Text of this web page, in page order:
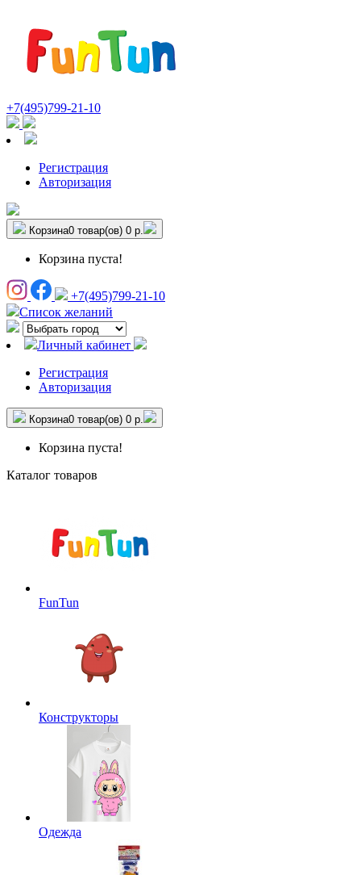
+7(495)799-21-10
Регистрация
Авторизация
Корзина0 товар(ов) 0 р.
Корзина пуста!
+7(495)799-21-10
Список желаний
Личный кабинет
Регистрация
Авторизация
Корзина0 товар(ов) 0 р.
Корзина пуста!
Каталог товаров
FunTun
Конструкторы
Одежда